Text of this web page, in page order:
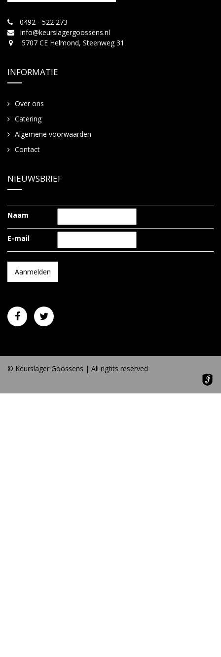
0492 - 522 273
info@keurslagergoossens.nl
5707 CE Helmond, Steenweg 31
INFORMATIE
Over ons
Catering
Algemene voorwaarden
Contact
NIEUWSBRIEF
Naam
E-mail
© Keurslager Goossens | All rights reserved